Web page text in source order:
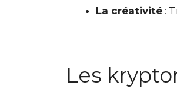
La créativité :
Les